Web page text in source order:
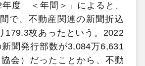
度 ＜年間＞」によると、
で、不動産関連の新聞折込
179.3枚あったという。2022
聞発行部数が3,084万6,631
会）だったことから、不動